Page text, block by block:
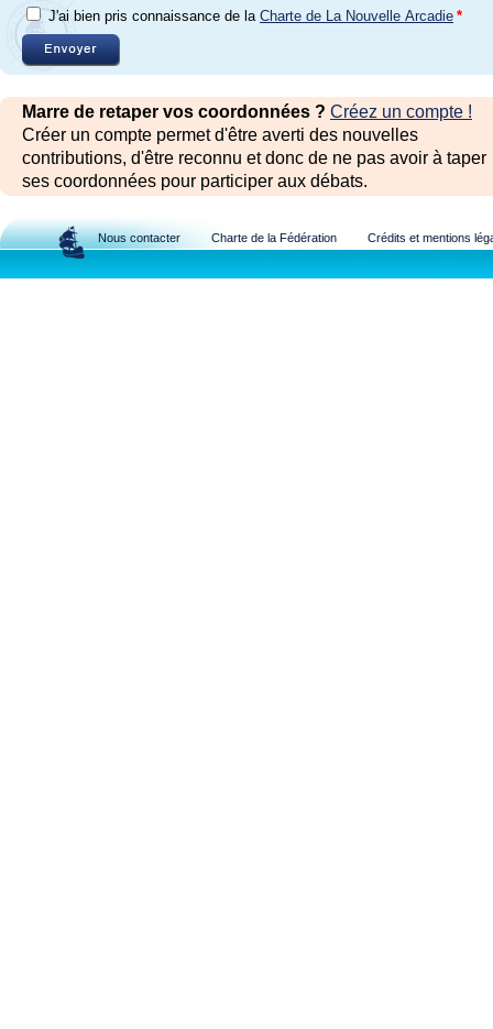
J'ai bien pris connaissance de la Charte de La Nouvelle Arcadie *
Marre de retaper vos coordonnées ? Créez un compte !
Créer un compte permet d'être averti des nouvelles
contributions, d'être reconnu et donc de ne pas avoir à taper
ses coordonnées pour participer aux débats.
Nous contacter Charte de la Fédération Crédits et mentions